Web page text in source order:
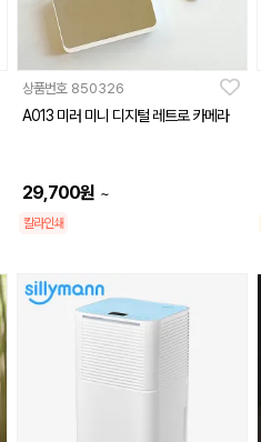
상품번호 850326
A013 미러 미니 디지털 레트로 카메라
29,700원 ~
칼라인쇄